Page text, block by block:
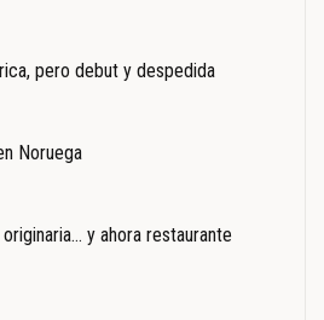
pero debut y despedida
Noruega
y ahora restaurante